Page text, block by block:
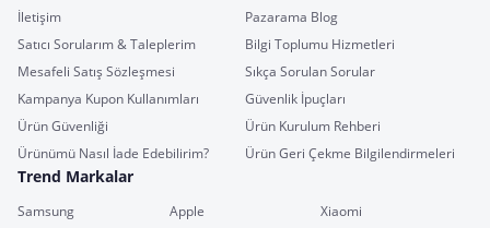
İletişim
Pazarama Blog
Satıcı Sorularım & Taleplerim
Bilgi Toplumu Hizmetleri
Mesafeli Satış Sözleşmesi
Sıkça Sorulan Sorular
Kampanya Kupon Kullanımları
Güvenlik İpuçları
Ürün Güvenliği
Ürün Kurulum Rehberi
Ürünümü Nasıl İade Edebilirim?
Ürün Geri Çekme Bilgilendirmeleri
Trend Markalar
Samsung Apple
Xiaomi